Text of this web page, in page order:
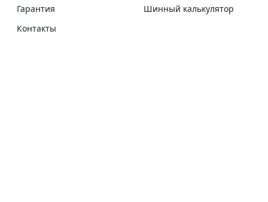
Гарантия
Шинный калькулятор
Контакты